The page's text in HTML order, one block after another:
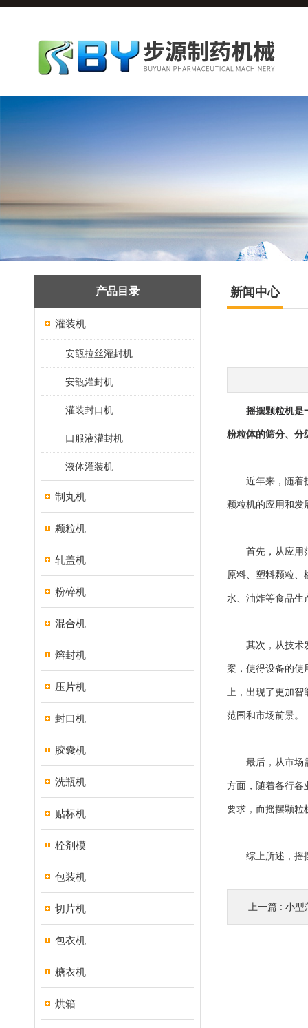
产品目录
灌装机
安瓿拉丝灌封机
安瓿灌封机
灌装封口机
口服液灌封机
液体灌装机
制丸机
颗粒机
轧盖机
粉碎机
混合机
熔封机
压片机
封口机
胶囊机
洗瓶机
贴标机
栓剂模
包装机
切片机
包衣机
糖衣机
烘箱
新闻中心
摇摆颗粒机是
粉粒体的筛分、分
近年来，随着技
颗粒机的应用和发
首先，从应用范
原料、塑料颗粒、
水、油炸等食品生
其次，从技术发
案，使得设备的使
上，出现了更加智
范围和市场前景。
最后，从市场需
方面，随着各行各
要求，而摇摆颗粒
综上所述，摇摆
上一篇 : 小型